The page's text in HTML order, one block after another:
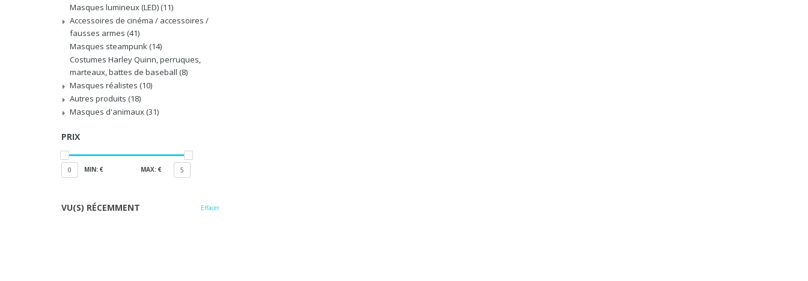
Masques lumineux (LED) (11)
Accessoires de cinéma / accessoires /
fausses armes (41)
Masques steampunk (14)
Costumes Harley Quinn, perruques,
marteaux, battes de baseball (8)
Masques réalistes (10)
Autres produits (18)
Masques d'animaux (31)
PRIX
0 MIN: € MAX: € 5
VU(S) RÉCEMMENT Effacer